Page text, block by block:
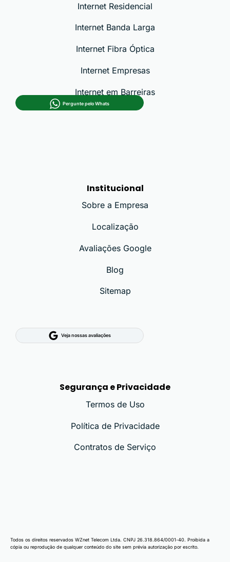
Pergunte pelo Whats
Veja nossas avaliações
Internet Residencial
Internet Banda Larga
Internet Fibra Óptica
Internet Empresas
Internet em Barreiras
Institucional
Sobre a Empresa
Localização
Avaliações Google
Blog
Sitemap
Segurança e Privacidade
Termos de Uso
Política de Privacidade
Contratos de Serviço
Todos os direitos reservados WZnet Telecom Ltda. CNPJ 26.318.864/0001-40. Proibida a
cópia ou reprodução de qualquer conteúdo do site sem prévia autorização por escrito.